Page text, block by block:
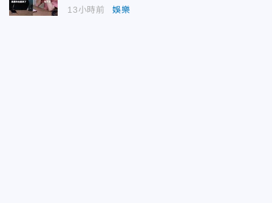
13小時前 娛樂